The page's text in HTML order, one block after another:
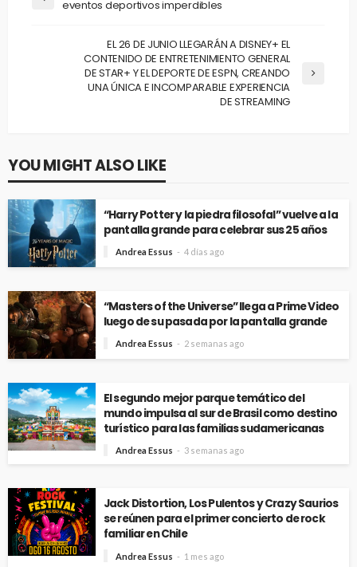
eventos deportivos imperdibles
EL 26 DE JUNIO LLEGARÁN A DISNEY+ EL
CONTENIDO DE ENTRETENIMIENTO GENERAL
DE STAR+ Y EL DEPORTE DE ESPN, CREANDO
UNA ÚNICA E INCOMPARABLE EXPERIENCIA
DE STREAMING
YOU MIGHT ALSO LIKE
“Harry Potter y la piedra filosofal” vuelve a la
pantalla grande para celebrar sus 25 años
Andrea Essus 4 días ago
“Masters of the Universe” llega a Prime Video
luego de su pasada por la pantalla grande
Andrea Essus 2 semanas ago
El segundo mejor parque temático del
mundo impulsa al sur de Brasil como destino
turístico para las familias sudamericanas
Andrea Essus 3 semanas ago
Jack Distortion, Los Pulentos y Crazy Saurios
se reúnen para el primer concierto de rock
familiar en Chile
Andrea Essus 1 mes ago